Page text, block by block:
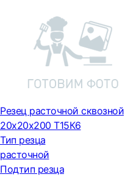
Резец расточной сквозной
20х20х200 Т15К6
Тип резца
расточной
Подтип резца